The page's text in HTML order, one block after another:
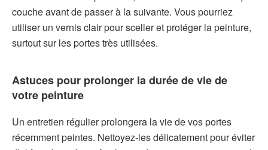
couche avant de passer à la suivante. Vous pourriez
utiliser un vernis clair pour sceller et protéger la peinture,
surtout sur les portes très utilisées.
Astuces pour prolonger la durée de vie de
votre peinture
Un entretien régulier prolongera la vie de vos portes
récemment peintes. Nettoyez-les délicatement pour éviter